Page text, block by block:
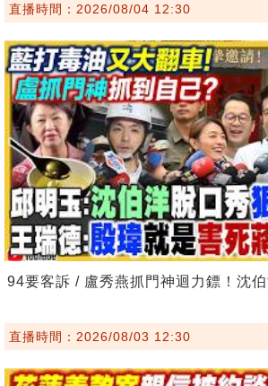
直播時間：2026/08/04 12:30
94要客訴 / 盧秀燕抓門神迴力鏢！沈
直播時間：2026/08/03 12:30